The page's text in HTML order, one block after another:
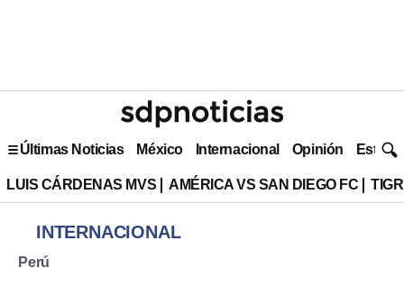
Últimas Noticias México Internacional Opinión Estilo
LUIS CÁRDENAS MVS AMÉRICA VS SAN DIEGO FC
INTERNACIONAL
Perú